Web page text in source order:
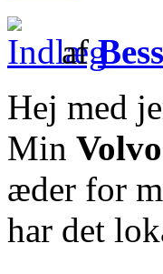
afBess
Hej med
Min
æder for
har det